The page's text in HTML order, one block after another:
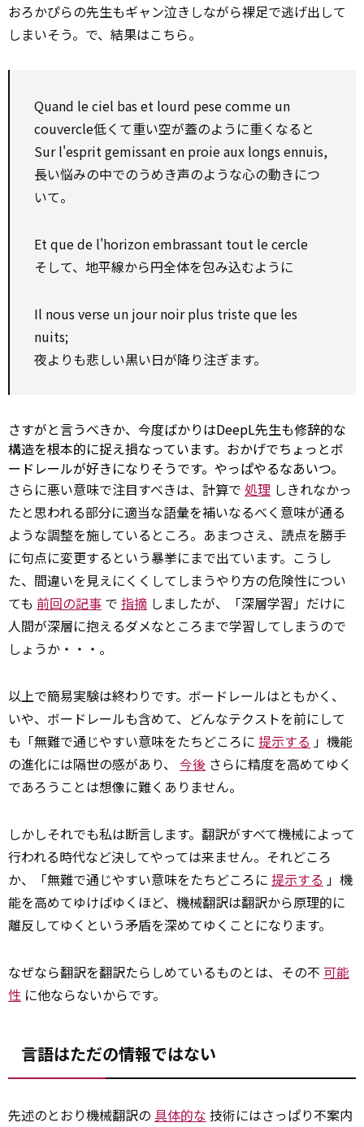
おろかぴらの先生もギャン泣きしながら裸足で逃げ出して
しまいそう。で、結果はこちら。
Quand le ciel bas et lourd pese comme un
couvercle低くて重い空が蓋のように重くなると
Sur l'esprit gemissant en proie aux longs ennuis,
長い悩みの中でのうめき声のような心の動きにつ
いて。
Et que de l'horizon embrassant tout le cercle
そして、地平線から円全体を包み込むように
Il nous verse un jour noir plus triste que les
nuits;
夜よりも悲しい黒い日が降り注ぎます。
さすがと言うべきか、今度ばかりはDeepL先生も修辞的な
構造を根本的に捉え損なっています。おかげでちょっとボ
ードレールが好きになりそうです。やっぱやるなあいつ。
さらに悪い意味で注目すべきは、計算で 処理 しきれなかっ
たと思われる部分に適当な語彙を補いなるべく意味が通る
ような調整を施しているところ。あまつさえ、読点を勝手
に句点に変更するという暴挙にまで出ています。こうし
た、間違いを見えにくくしてしまうやり方の危険性につい
ても 前回の記事 で 指摘 しましたが、「深層学習」だけに
人間が深層に抱えるダメなところまで学習してしまうので
しょうか・・・。
以上で簡易実験は終わりです。ボードレールはともかく、
いや、ボードレールも含めて、どんなテクストを前にして
も「無難で通じやすい意味をたちどころに 提示する 」機能
の進化には隔世の感があり、 今後 さらに精度を高めてゆく
であろうことは想像に難くありません。
しかしそれでも私は断言します。翻訳がすべて機械によって
行われる時代など決してやっては来ません。それどころ
か、「無難で通じやすい意味をたちどころに 提示する 」機
能を高めてゆけばゆくほど、機械翻訳は翻訳から原理的に
離反してゆくという矛盾を深めてゆくことになります。
なぜなら翻訳を翻訳たらしめているものとは、その不 可能
性 に他ならないからです。
言語はただの情報ではない
先述のとおり機械翻訳の 具体的な 技術にはさっぱり不案内